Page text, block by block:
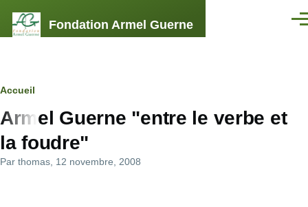
Fondation Armel Guerne
Fil
d'Ariane
Accueil
Armel Guerne "entre le verbe et
la foudre"
Par thomas , 12 novembre, 2008